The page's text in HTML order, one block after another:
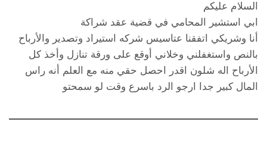
السلام عليكم
ابي استشير المحامي في قضية عقد شراكة
أنا وشريكي اتفقنا عتاسيس شركه استيراد وتصدير والأرباح
بالنص واستغفلني وخلاني أوقع على ورقة تنازل وأخذ كل
الأرباح اله شلون اقدر احصل حقي منه مع العلم أنه راس
المال كبير جدا ارجو الرد باسرع وقت لو سمحتو